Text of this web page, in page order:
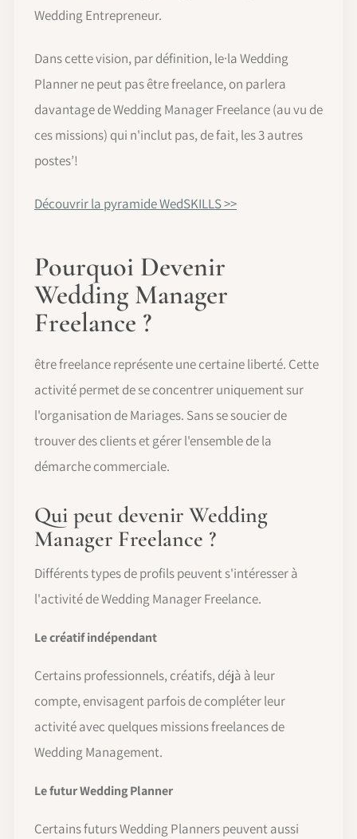
Wedding Entrepreneur.
Dans cette vision, par définition, le·la Wedding
Planner ne peut pas être freelance, on parlera
davantage de Wedding Manager Freelance (au vu de
ces missions) qui n'inclut pas, de fait, les 3 autres
postes’!
Découvrir la pyramide WedSKILLS >>
Pourquoi Devenir
Wedding Manager
Freelance ?
être freelance représente une certaine liberté. Cette
activité permet de se concentrer uniquement sur
l'organisation de Mariages. Sans se soucier de
trouver des clients et gérer l'ensemble de la
démarche commerciale.
Qui peut devenir Wedding
Manager Freelance ?
Différents types de profils peuvent s'intéresser à
l'activité de Wedding Manager Freelance.
Le créatif indépendant
Certains professionnels, créatifs, déjà à leur
compte, envisagent parfois de compléter leur
activité avec quelques missions freelances de
Wedding Management.
Le futur Wedding Planner
Certains futurs Wedding Planners peuvent aussi